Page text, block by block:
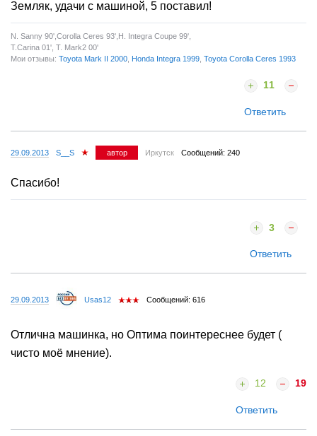
Земляк, удачи с машиной, 5 поставил!
N. Sanny 90',Corolla Ceres 93',H. Integra Coupe 99',
T.Carina 01', T. Mark2 00'
Мои отзывы: Toyota Mark II 2000 Honda Integra 1999 Toyota Corolla Ceres 1993
11
Ответить
29.09.2013 S__S автор Иркутск Сообщений: 240
Спасибо!
3
Ответить
29.09.2013 Usas12 Сообщений: 616
Отлична машинка, но Оптима поинтереснее будет (
чисто моё мнение).
12 19
Ответить